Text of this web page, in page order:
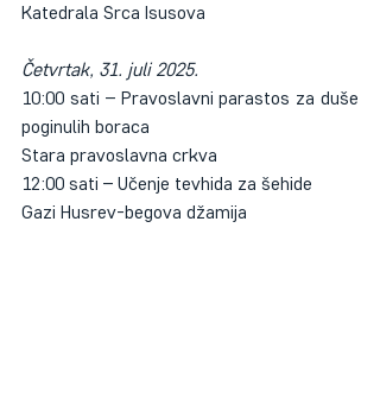
Katedrala Srca Isusova
Četvrtak, 31. juli 2025.
10:00 sati – Pravoslavni parastos za duše
poginulih boraca
Stara pravoslavna crkva
12:00 sati – Učenje tevhida za šehide
Gazi Husrev-begova džamija